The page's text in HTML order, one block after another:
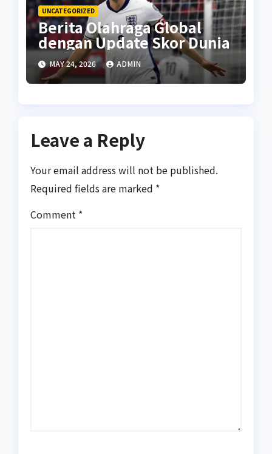
UNCATEGORIZED
Berita Olahraga Global
dengan Update Skor Dunia
MAY 24, 2026 ADMIN
Leave a Reply
Your email address will not be published.
Required fields are marked *
Comment *